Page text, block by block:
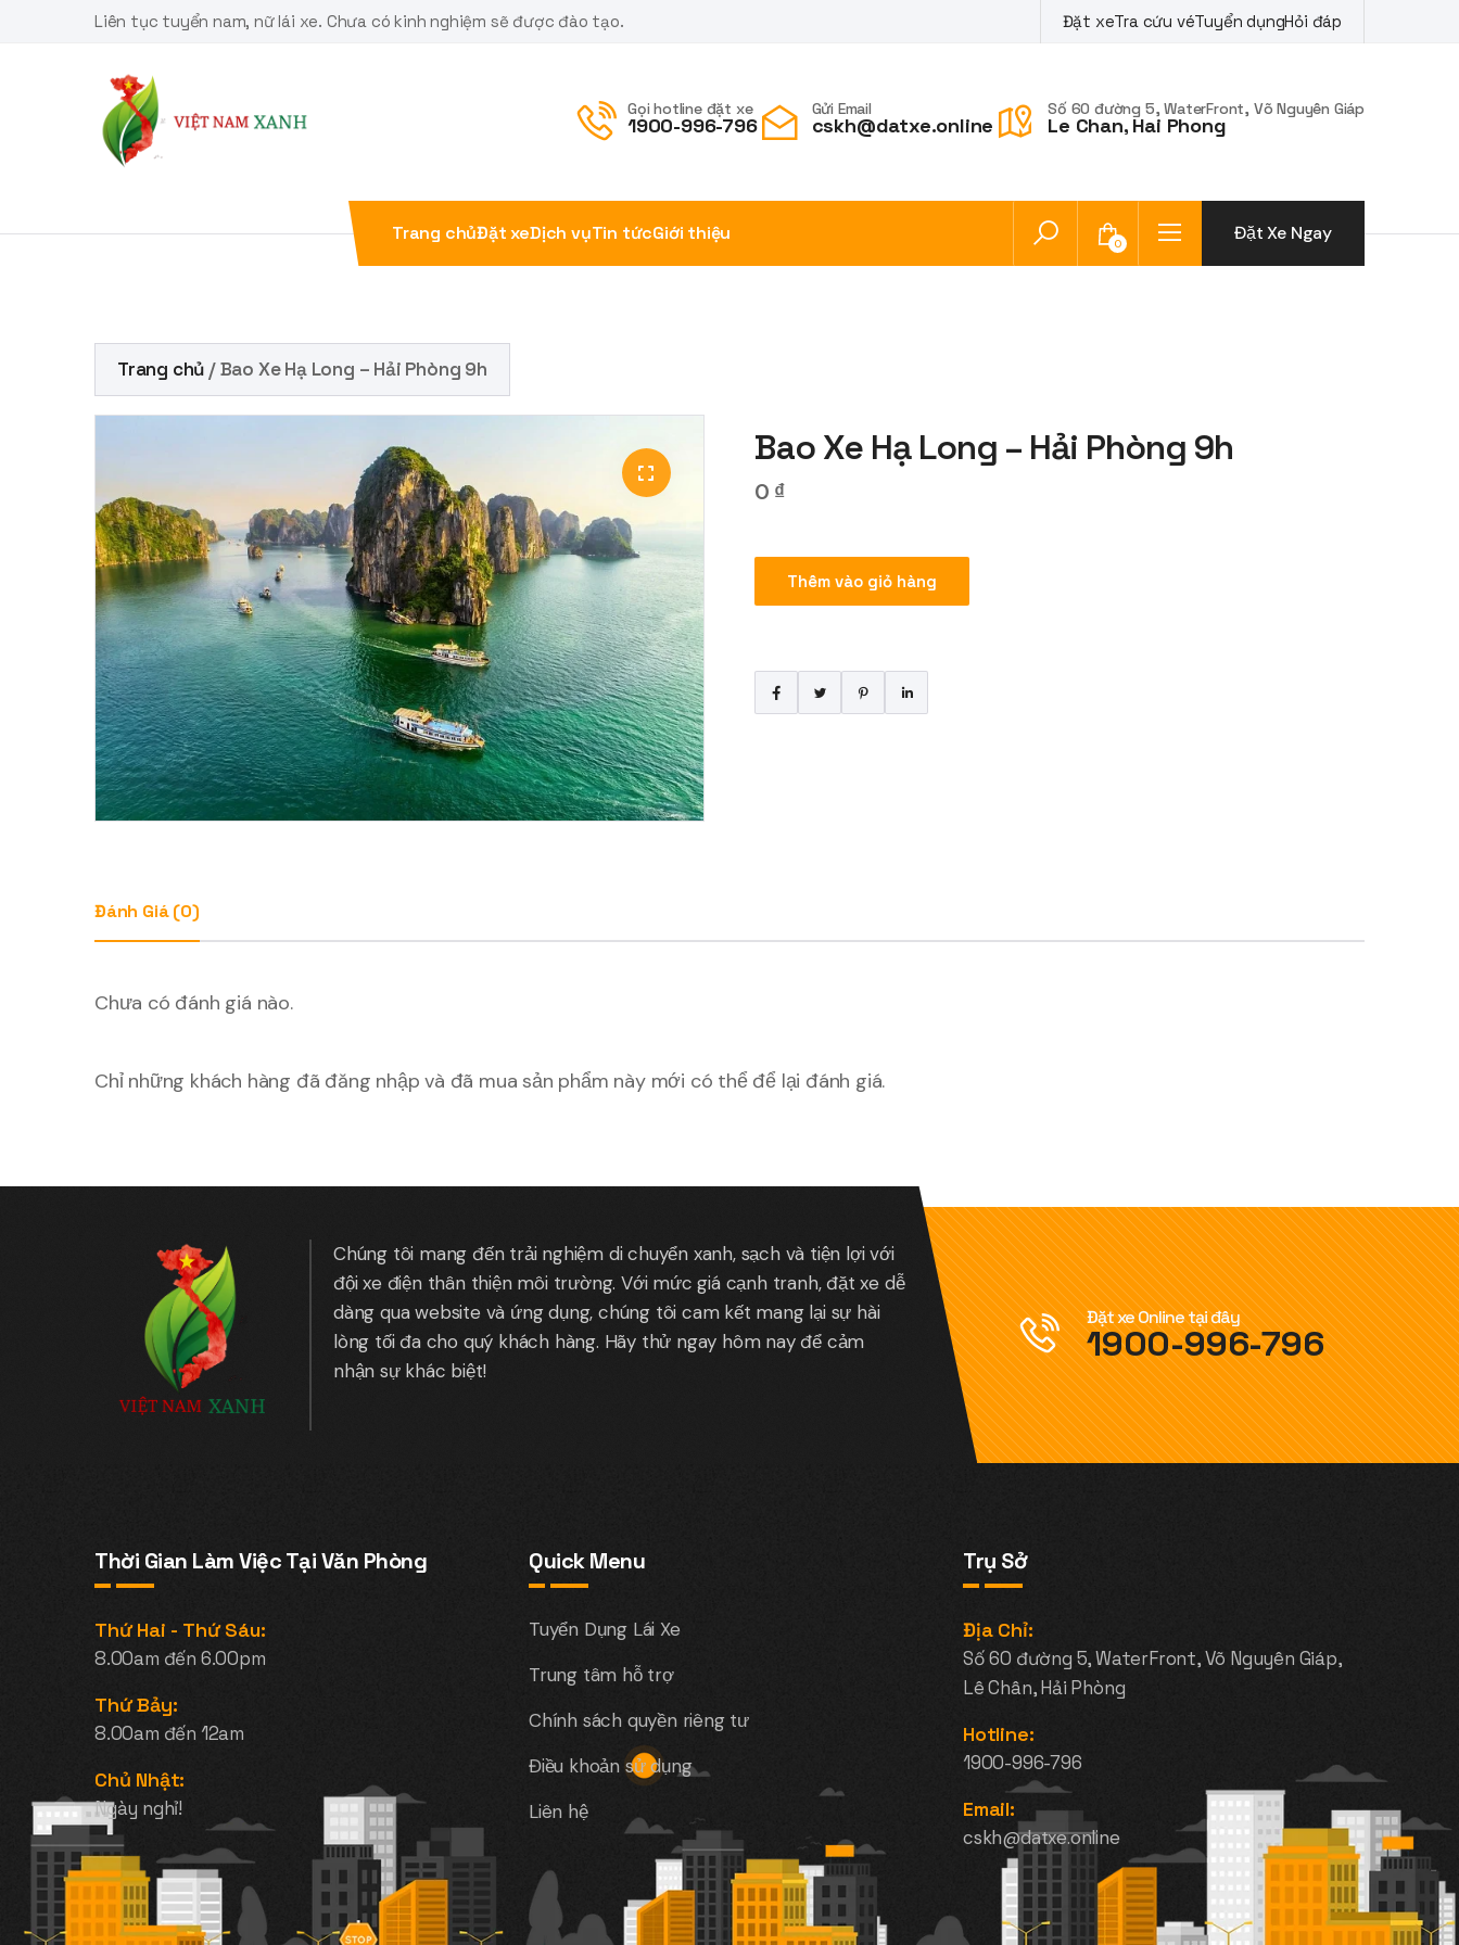
Liên tục tuyển nam, nữ lái xe. Chưa có kinh nghiệm sẽ được đào tạo. Đặt xeTra cứu véTuyển dụngHỏi đáp
Gọi hotline đặt xe
1900-996-796
Gửi Email
cskh@datxe.online
Số 60 đường 5, WaterFront, Võ Nguyên Giáp
Le Chan, Hai Phong
Trang chủĐặt xeDịch vụTin tứcGiới thiệu 0 Đặt Xe Ngay
Trang chủ / Bao Xe Hạ Long – Hải Phòng 9h
Bao Xe Hạ Long – Hải Phòng 9h
0 ₫
Xe
Hải
Thêm vào giỏ hàng
Đánh Giá (0)
Chưa có đánh giá nào.
Chỉ những khách hàng đã đăng nhập và đã mua sản phẩm này mới có thể để lại đánh giá.
Chúng tôi mang đến trải nghiệm di chuyển xanh, sạch và tiện lợi với
đội xe điện thân thiện môi trường. Với mức giá cạnh tranh, đặt xe dễ
dàng qua website và ứng dụng, chúng tôi cam kết mang lại sự hài
lòng tối đa cho quý khách hàng. Hãy thử ngay hôm nay để cảm
nhận sự khác biệt!
Đặt xe Online tại đây
1900-996-796
Thời Gian Làm Việc Tại Văn Phòng
Thứ Hai - Thứ Sáu:
8.00am đến 6.00pm
Thứ Bảy:
8.00am đến 12am
Chủ Nhật:
Ngày nghỉ!
Quick Menu
Tuyển Dụng Lái Xe
Trung tâm hỗ trợ
Chính sách quyền riêng tư
Điều khoản sử dụng
Liên hệ
Trụ Sở
Địa Chỉ:
Số 60 đường 5, WaterFront, Võ Nguyên Giáp,
Lê Chân, Hải Phòng
Hotline:
1900-996-796
Email:
cskh@datxe.online